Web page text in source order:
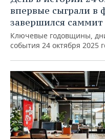
впервые сыграли в
завершился
Ключевые годовщины,
события 24 октября 2025